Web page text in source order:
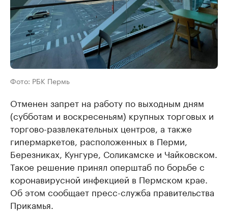
Фото: РБК Пермь
Отменен запрет на работу по выходным дням
(субботам и воскресеньям) крупных торговых и
торгово-развлекательных центров, а также
гипермаркетов, расположенных в Перми,
Березниках, Кунгуре, Соликамске и Чайковском.
Такое решение принял оперштаб по борьбе с
коронавирусной инфекцией в Пермском крае.
Об этом сообщает пресс-служба правительства
Прикамья.